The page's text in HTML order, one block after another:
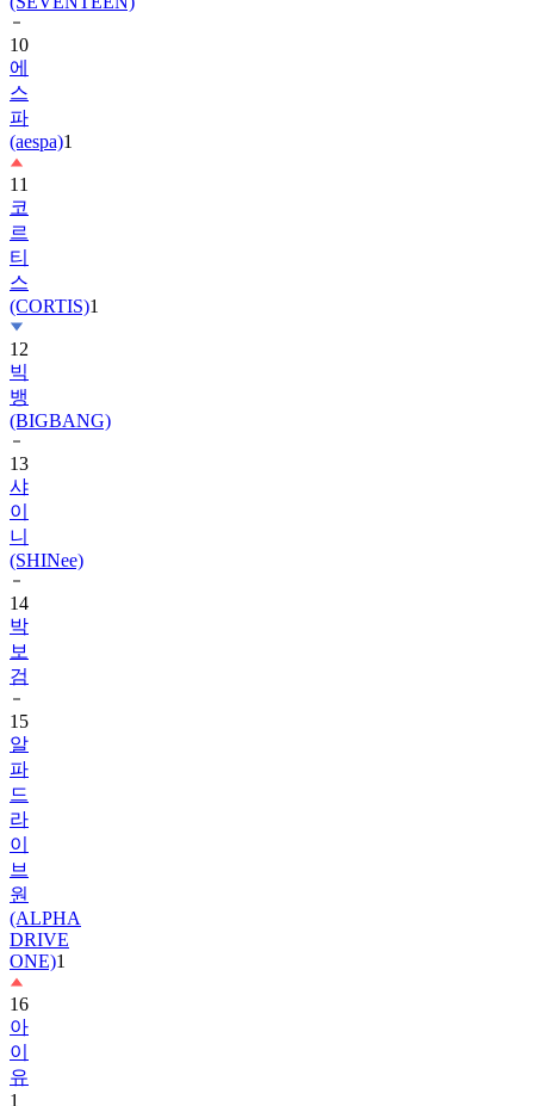
에
스
파
(aespa)
11
코
르
티
스
(CORTIS)
12
빅
뱅
(BIGBANG)
13
샤
이
니
(SHINee)
14
박
보
검
15
알
파
드
라
이
브
원
(ALPHA
DRIVE
ONE)1
16
아
이
유
1
17